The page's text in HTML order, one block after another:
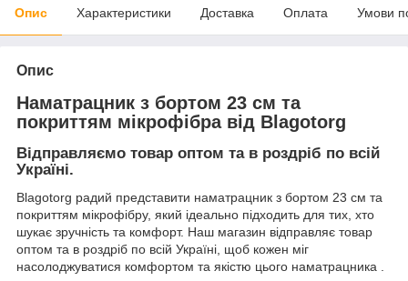
Опис Характеристики Доставка Оплата Умови
Опис
Наматрацник з бортом 23 см та
покриттям мікрофібра від Blagotorg
Відправляємо товар оптом та в роздріб по всій
Україні.
Blagotorg радий представити наматрацник з бортом 23 см та
покриттям мікрофібру, який ідеально підходить для тих, хто
шукає зручність та комфорт. Наш магазин відправляє товар
оптом та в роздріб по всій Україні, щоб кожен міг
насолоджуватися комфортом та якістю цього наматрацника .